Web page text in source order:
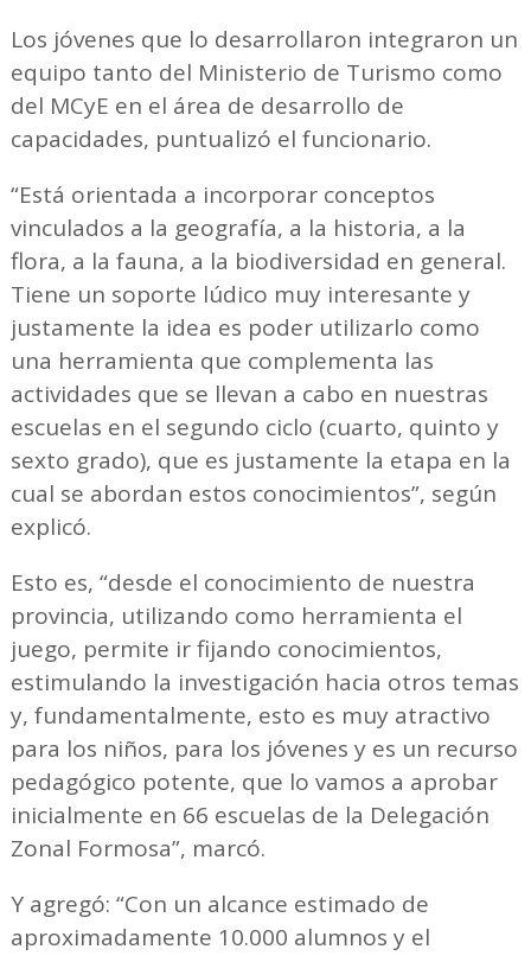
Los jóvenes que lo desarrollaron integraron un
equipo tanto del Ministerio de Turismo como
del MCyE en el área de desarrollo de
capacidades, puntualizó el funcionario.
“Está orientada a incorporar conceptos
vinculados a la geografía, a la historia, a la
flora, a la fauna, a la biodiversidad en general.
Tiene un soporte lúdico muy interesante y
justamente la idea es poder utilizarlo como
una herramienta que complementa las
actividades que se llevan a cabo en nuestras
escuelas en el segundo ciclo (cuarto, quinto y
sexto grado), que es justamente la etapa en la
cual se abordan estos conocimientos”, según
explicó.
Esto es, “desde el conocimiento de nuestra
provincia, utilizando como herramienta el
juego, permite ir fijando conocimientos,
estimulando la investigación hacia otros temas
y, fundamentalmente, esto es muy atractivo
para los niños, para los jóvenes y es un recurso
pedagógico potente, que lo vamos a aprobar
inicialmente en 66 escuelas de la Delegación
Zonal Formosa”, marcó.
Y agregó: “Con un alcance estimado de
aproximadamente 10.000 alumnos y el